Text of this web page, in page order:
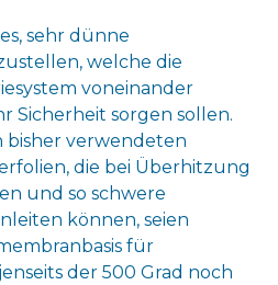
sehr dünne
welche die
voneinander
Sicherheit sorgen sollen.
bisher verwendeten
die bei Überhitzung
und so schwere
können, seien
für
der 500 Grad noch